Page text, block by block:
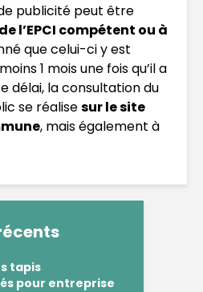
publicité peut être
l’EPCI compétent ou à
que celui-ci y est
1 mois une fois qu’il a
délai, la consultation du
se réalisesur le site
, mais également à
tapis
pour entreprise